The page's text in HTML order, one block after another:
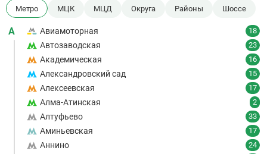
Метро МЦК МЦД Округа Районы Шоссе
А Авиамоторная 18
Автозаводская 23
Академическая 16
Александровский сад 15
Алексеевская 17
Алма-Атинская 2
Алтуфьево 33
Аминьевская 17
Аннино 24